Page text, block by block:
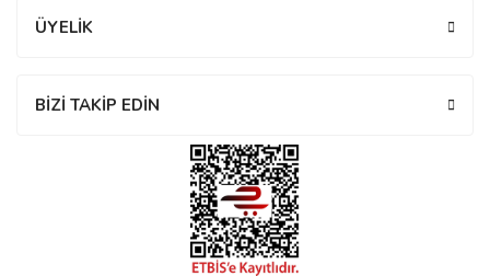
ÜYELİK
BİZİ TAKİP EDİN